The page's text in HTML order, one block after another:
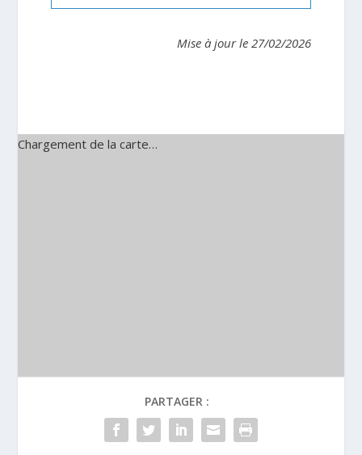
Mise à jour le 27/02/2026
Chargement de la carte…
PARTAGER :